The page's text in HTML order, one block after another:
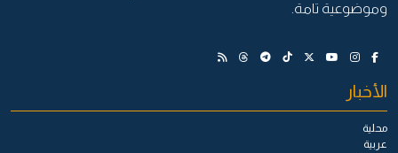
وموضوعية تامة.
الأخبار
محلية
عربية